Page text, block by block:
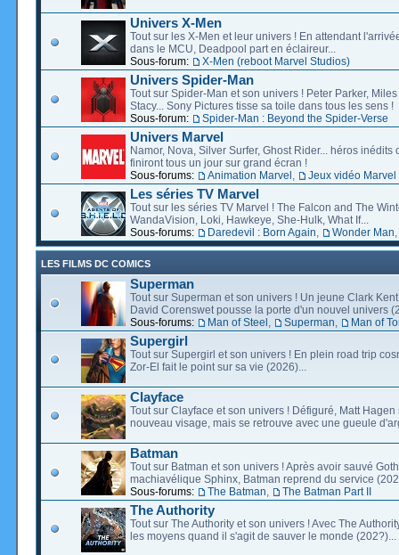
Univers X-Men
Tout sur les X-Men et leur univers ! En attendant
dans le MCU, Deadpool part en éclaireur...
Sous-forum:
X-Men (reboot Marvel Studios)
Univers Spider-Man
Tout sur Spider-Man et son univers ! Peter Parker,
Stacy... Sony Pictures tisse sa toile dans tous les sens !
Sous-forum:
Spider-Man : Beyond the Spider-Verse
Univers Marvel
Namor, Nova, Silver Surfer, Ghost Rider... héros inédits
finiront tous un jour sur grand écran !
Sous-forums:
Animation Marvel Jeux vidéo Marvel
Les séries TV Marvel
Tout sur les séries TV Marvel ! The Falcon and The
WandaVision, Loki, Hawkeye, She-Hulk, What If...
Sous-forums:
Daredevil : Born Again Wonder Man
LES FILMS DC COMICS
Superman
Tout sur Superman et son univers ! Un jeune Clark
David Corenswet pousse la porte d'un nouvel univers
Sous-forums:
Man of Steel Superman Man of
Supergirl
Tout sur Supergirl et son univers ! En plein road trip
Zor-El fait le point sur sa vie (2026)...
Clayface
Tout sur Clayface et son univers ! Défiguré, Matt Hagen
nouveau visage, mais se retrouve avec une gueule
Batman
Tout sur Batman et son univers ! Après avoir sauvé
machiavélique Sphinx, Batman reprend du service
Sous-forums:
The Batman The Batman Part II
The Authority
Tout sur The Authority et son univers ! Avec The
les moyens quand il s'agit de sauver le monde (202?)...